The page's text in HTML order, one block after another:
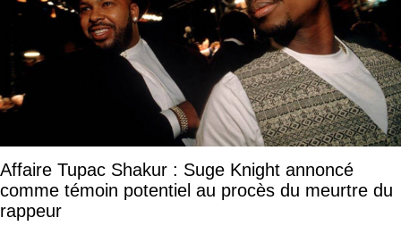
Affaire Tupac Shakur : Suge Knight annoncé
comme témoin potentiel au procès du meurtre du
rappeur